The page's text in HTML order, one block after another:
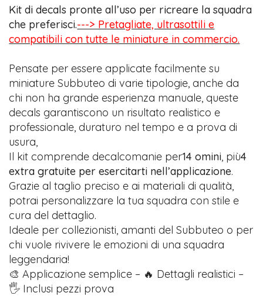
Kit di decals pronte all’uso per ricreare la squadra
che preferisci.---> Pretagliate, ultrasottili e
compatibili con tutte le miniature in commercio.
Pensate per essere applicate facilmente su
miniature Subbuteo di varie tipologie, anche da
chi non ha grande esperienza manuale, queste
decals garantiscono un risultato realistico e
professionale, duraturo nel tempo e a prova di
usura,
Il kit comprende decalcomanie per14 omini, più4
extra gratuite per esercitarti nell’applicazione.
Grazie al taglio preciso e ai materiali di qualità,
potrai personalizzare la tua squadra con stile e
cura del dettaglio.
Ideale per collezionisti, amanti del Subbuteo o per
chi vuole rivivere le emozioni di una squadra
leggendaria!
🎨 Applicazione semplice – 🔥 Dettagli realistici –
🖐️ Inclusi pezzi prova